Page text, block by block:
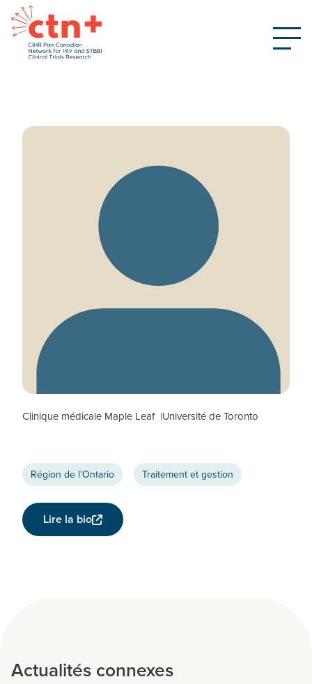
Colin Kovacs
CHERCHEUR CTN+
Clinique médicale Maple Leaf Université de Toronto
Région de l'Ontario Traitement et gestion
Lire la bio
Actualités connexes